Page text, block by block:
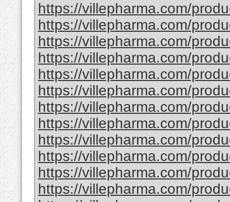
https://villepharma.com/
https://villepharma.com/
https://villepharma.com/
https://villepharma.com/
https://villepharma.com/
https://villepharma.com/
https://villepharma.com/
https://villepharma.com/
https://villepharma.com/
https://villepharma.com/
https://villepharma.com/
https://villepharma.com/